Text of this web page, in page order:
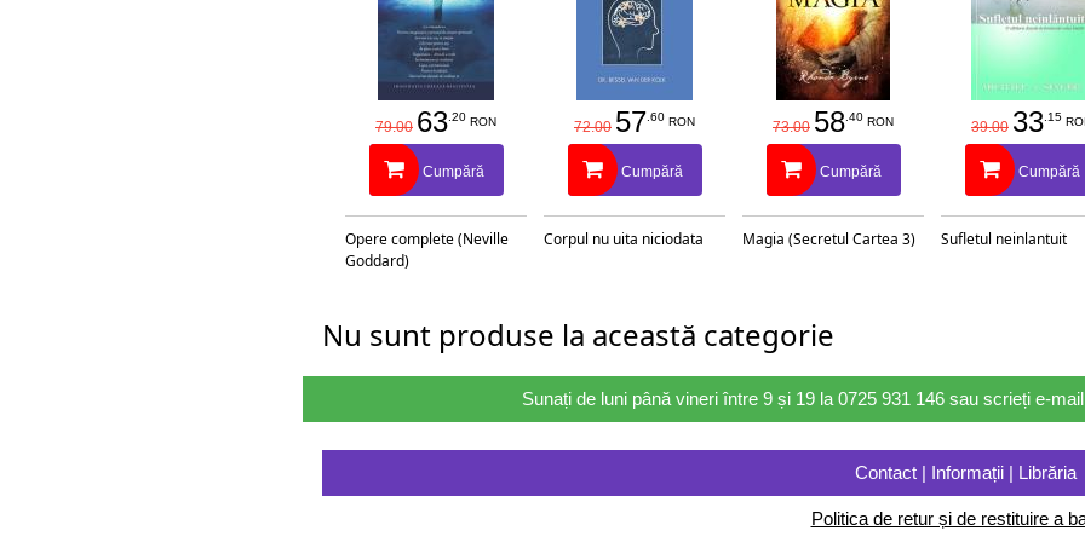
79.00 63 .20 RON
Cumpără
Opere complete (Neville
Goddard)
72.00 57 .60 RON
Cumpără
Corpul nu uita niciodata
73.00 58 .40 RON
Cumpără
Magia (Secretul Cartea 3)
39.00 33 .15
Cumpără
Sufletul neinlantuit
Nu sunt produse la această categorie
Sunați de luni până vineri între 9 și 19 la 0725 931 146 sau scrieți e-
Contact | Informații | Librăria
Politica de retur și de restituire a